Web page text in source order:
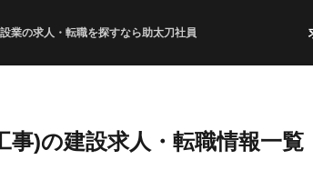
業の求人・転職を探すなら助太刀社員
事)の建設求人・転職情報一覧